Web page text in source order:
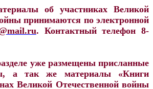
об участниках Великой
принимаются по электронной
. Контактный телефон 8-
уже размещены присланные
а так же материалы «Книги
Великой Отечественной войны